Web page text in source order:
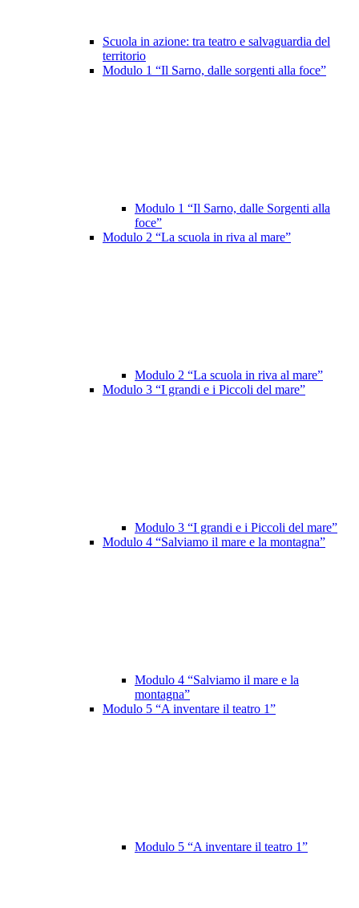
Scuola in azione: tra teatro e salvaguardia del
territorio
Modulo 1 “Il Sarno, dalle sorgenti alla foce”
Modulo 1 “Il Sarno, dalle Sorgenti alla
foce”
Modulo 2 “La scuola in riva al mare”
Modulo 2 “La scuola in riva al mare”
Modulo 3 “I grandi e i Piccoli del mare”
Modulo 3 “I grandi e i Piccoli del mare”
Modulo 4 “Salviamo il mare e la montagna”
Modulo 4 “Salviamo il mare e la
montagna”
Modulo 5 “A inventare il teatro 1”
Modulo 5 “A inventare il teatro 1”